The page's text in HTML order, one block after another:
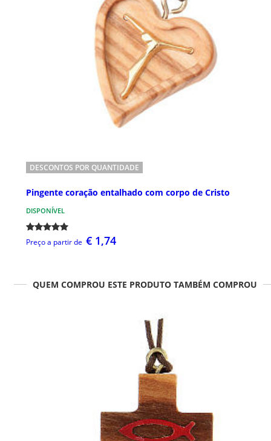
DESCONTOS POR QUANTIDADE
Pingente coração entalhado com corpo de Cristo
DISPONÍVEL
Preço a partir de € 1,74
QUEM COMPROU ESTE PRODUTO TAMBÉM COMPROU